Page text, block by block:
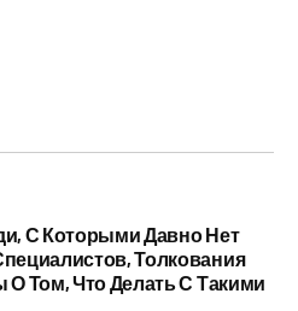
С Которыми Давно Нет
Толкования
Том, Что Делать С Такими